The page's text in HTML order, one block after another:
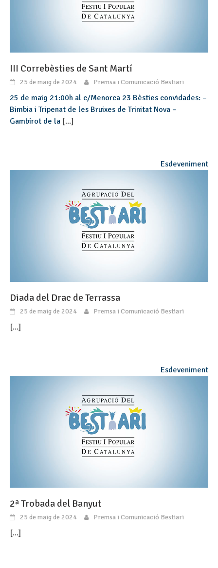
III Correbèsties de Sant Martí
25 de maig de 2024 Premsa i Comunicació Bestiari
25 de maig 21:00h al c/Menorca 23 Bèsties convidades: –
Bimbia i Tripenat de les Bruixes de Trinitat Nova –
Gambirot de la [...]
Esdeveniment
Diada del Drac de Terrassa
25 de maig de 2024 Premsa i Comunicació Bestiari
[...]
Esdeveniment
2ª Trobada del Banyut
25 de maig de 2024 Premsa i Comunicació Bestiari
[...]